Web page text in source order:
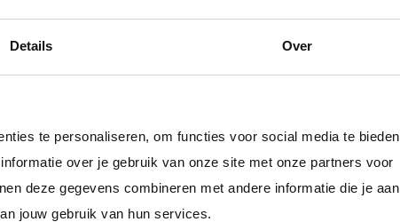
Details Over
te personaliseren, om functies voor social media te bieden
over je gebruik van onze site met onze partners voor
deze gegevens combineren met andere informatie die je aan
jouw gebruik van hun services.